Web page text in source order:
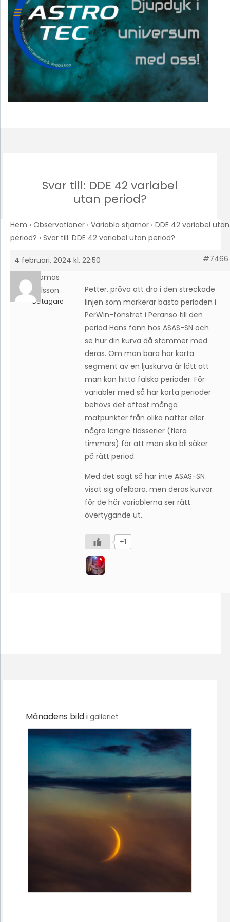
Svar till: DDE 42 variabel
utan period?
Hem › Observationer › Variabla stjärnor › DDE 42 variabel utan
period? › Svar till: DDE 42 variabel utan period?
4 februari, 2024 kl. 22:50
#7466
Thomas
Karlsson
Deltagare
Petter, pröva att dra i den streckade
linjen som markerar bästa perioden i
PerWin-fönstret i Peranso till den
period Hans fann hos ASAS-SN och
se hur din kurva då stämmer med
deras. Om man bara har korta
segment av en ljuskurva är lätt att
man kan hitta falska perioder. För
variabler med så här korta perioder
behövs det oftast många
mätpunkter från olika nätter eller
några längre tidsserier (flera
timmars) för att man ska bli säker
på rätt period.
Med det sagt så har inte ASAS-SN
visat sig ofelbara, men deras kurvor
för de här variablerna ser rätt
övertygande ut.
+1
Månadens bild i galleriet